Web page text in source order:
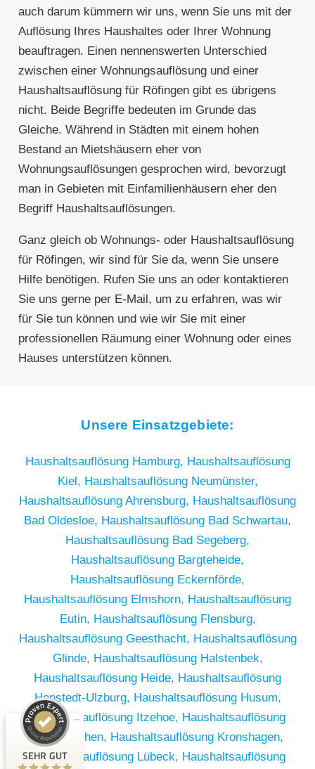
auch darum kümmern wir uns, wenn Sie uns mit der
Auflösung Ihres Haushaltes oder Ihrer Wohnung
beauftragen. Einen nennenswerten Unterschied
zwischen einer Wohnungsauflösung und einer
Haushaltsauflösung für Röfingen gibt es übrigens
nicht. Beide Begriffe bedeuten im Grunde das
Gleiche. Während in Städten mit einem hohen
Bestand an Mietshäusern eher von
Wohnungsauflösungen gesprochen wird, bevorzugt
man in Gebieten mit Einfamilienhäusern eher den
Begriff Haushaltsauflösungen.
Ganz gleich ob Wohnungs- oder Haushaltsauflösung
für Röfingen, wir sind für Sie da, wenn Sie unsere
Hilfe benötigen. Rufen Sie uns an oder kontaktieren
Sie uns gerne per E-Mail, um zu erfahren, was wir
für Sie tun können und wie wir Sie mit einer
professionellen Räumung einer Wohnung oder eines
Hauses unterstützen können.
Unsere Einsatzgebiete:
Haushaltsauflösung Hamburg, Haushaltsauflösung
Kiel, Haushaltsauflösung Neumünster,
Haushaltsauflösung Ahrensburg, Haushaltsauflösung
Bad Oldesloe, Haushaltsauflösung Bad Schwartau,
Haushaltsauflösung Bad Segeberg,
Haushaltsauflösung Bargteheide,
Haushaltsauflösung Eckernförde,
Haushaltsauflösung Elmshorn, Haushaltsauflösung
Eutin, Haushaltsauflösung Flensburg,
Haushaltsauflösung Geesthacht, Haushaltsauflösung
Glinde, Haushaltsauflösung Halstenbek,
Haushaltsauflösung Heide, Haushaltsauflösung
Henstedt-Ulzburg, Haushaltsauflösung Husum,
Haushaltsauflösung Itzehoe, Haushaltsauflösung
Kaltenkirchen, Haushaltsauflösung Kronshagen,
Haushaltsauflösung Lübeck, Haushaltsauflösung
SEHR GUT
Kundenbewertungen und Erfahrungen zu
RümpelButler
SEHR GUT
5,00 / 5,00
2
Bewertungen von 1
anderen Quelle